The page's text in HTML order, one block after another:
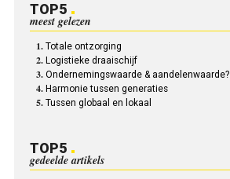
TOP5
meest gelezen
Totale ontzorging
Logistieke draaischijf
Ondernemingswaarde & aandelenwaarde?
Harmonie tussen generaties
Tussen globaal en lokaal
TOP5
gedeelde artikels